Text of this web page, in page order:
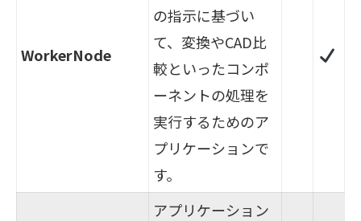
WorkerNode
の指示に基づい
て、変換やCAD比
較といったコンポ
ーネントの処理を
実行するためのア
プリケーションで
す。
アプリケーション